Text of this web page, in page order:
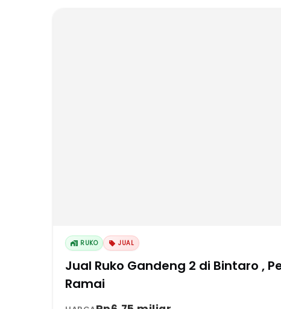
RUKO JUAL
Jual Ruko Gandeng 2 di Bintaro ,
Ramai